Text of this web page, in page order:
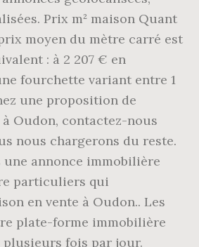
Prix m² maison Quant
moyen du mètre carré est
: à 2 207 € en
fourchette variant entre 1
une proposition de
Oudon, contactez-nous
nous chargerons du reste.
annonce immobilière
particuliers qui
en vente à Oudon.. Les
plate-forme immobilière
plusieurs fois par jour.